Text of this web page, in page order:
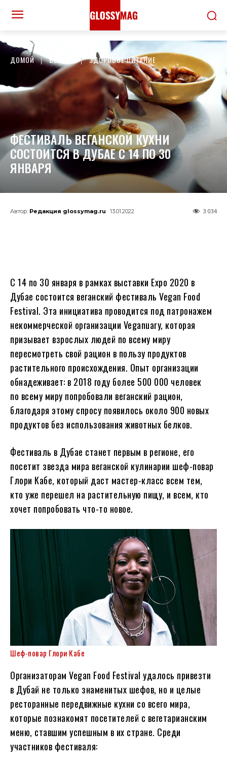
ДОМОЙ ВЕЛНЕС ЗДОРОВОЕ ПИТАНИЕ
ФЕСТИВАЛЬ ВЕГАНСКОЙ КУХНИ
СОСТОИТСЯ В ДУБАЕ С 14 ПО 30
ЯНВАРЯ
Автор: Редакция glossymag.ru 13.01.2022 3 034
С 14 по 30 января в рамках выставки Expo 2020 в
Дубае состоится веганский фестиваль Vegan Food
Festival. Эта инициатива проводится под патронажем
некоммерческой организации Veganuary, которая
призывает взрослых людей по всему миру
пересмотреть свой рацион в пользу продуктов
растительного происхождения. Опыт организации
обнадеживает: в 2018 году более 500 000 человек
по всему миру попробовали веганский рацион,
благодаря этому спросу появилось около 900 новых
продуктов без использования животных белков.
Фестиваль в Дубае станет первым в регионе, его
посетит звезда мира веганской кулинарии шеф-повар
Глори Кабе, который даст мастер-класс всем тем,
кто уже перешел на растительную пищу, и всем, кто
хочет попробовать что-то новое.
Шеф-повар Глори Кабе
Организаторам Vegan Food Festival удалось привезти
в Дубай не только знаменитых шефов, но и целые
ресторанные передвижные кухни со всего мира,
которые познакомят посетителей с вегетарианским
меню, ставшим успешным в их стране. Среди
участников фестиваля: